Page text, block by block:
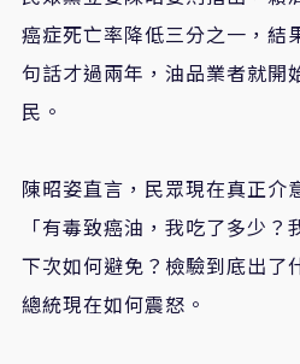
癌症死亡率降低三分之一，結
句話才過兩年，油品業者就開
民。
陳昭姿直言，民眾現在真正介
「有毒致癌油，我吃了多少
下次如何避免？檢驗到底出了
總統現在如何震怒。